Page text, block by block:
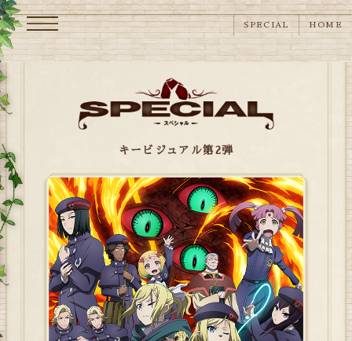
メニュー
HOME
SPECIAL
キービジュアル第2弾